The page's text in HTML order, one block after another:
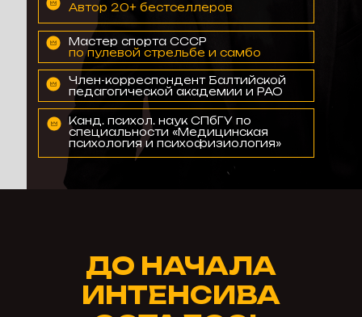
Автор 20+ бестселлеров
Канд. психол. наук СПбГУ по
специальности «Медицинская
психология и психофизиология»
Мастер спорта СССР
по пулевой стрельбе и самбо
Член-корреспондент Балтийской
педагогической академии и РАО
ДО НАЧАЛА
ИНТЕНСИВА